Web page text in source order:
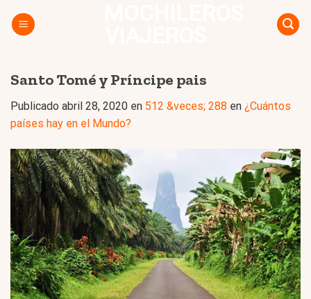
Santo Tomé y Príncipe pais
Publicado abril 28, 2020 en 512 &veces; 288 en ¿Cuántos
países hay en el Mundo?